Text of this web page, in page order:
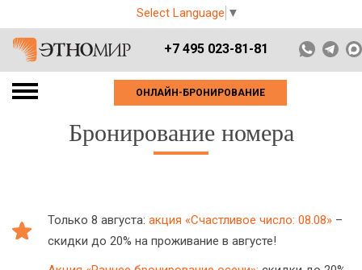
Select Language ▼
+7 495 023-81-81
ОНЛАЙН-БРОНИРОВАНИЕ
Бронирование номера
Только 8 августа: акция «Счастливое число: 08.08» –
скидки до 20% на проживание в августе!